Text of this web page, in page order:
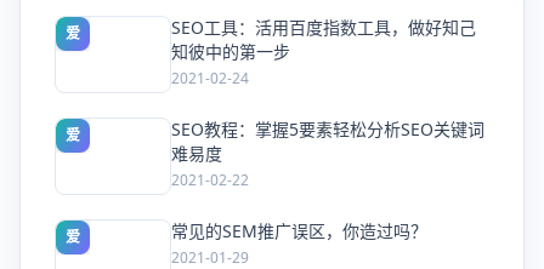
爱
SEO工具：活用百度指数工具，做好知己
知彼中的第一步
2021-02-24
爱
SEO教程：掌握5要素轻松分析SEO关键词
难易度
2021-02-22
爱 常见的SEM推广误区，你造过吗？
2021-01-29